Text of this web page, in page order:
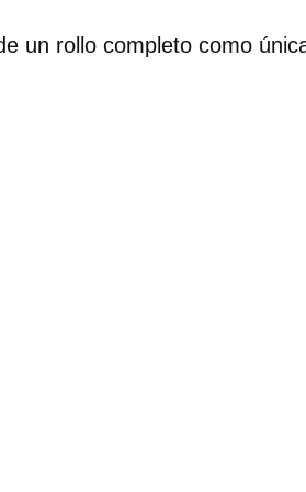
un rollo completo como